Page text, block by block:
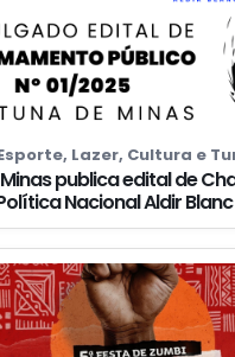
Lazer, Cultura e
publica edital de
Nacional Aldir